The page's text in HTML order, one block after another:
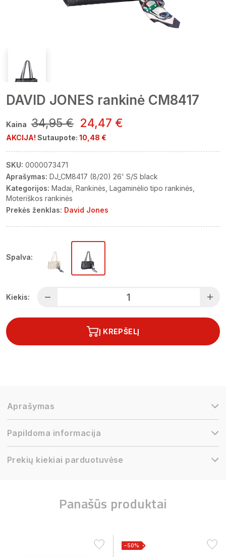
DAVID JONES rankinė CM8417
Kaina 34,95 € 24,47 €
AKCIJA! Sutaupote: 10,48 €
SKU: 0000073471
Aprašymas: DJ_CM8417 (8/20) 26' S/S black
Kategorijos: Madai Rankinės Lagaminėlio tipo rankinės
Moteriškos rankinės
Prekės ženklas: David Jones
Spalva:
Kiekis:
Į KREPŠELĮ
Aprašymas
Papildoma informacija
Prekių kiekiai parduotuvėse
Panašūs produktai
−50%